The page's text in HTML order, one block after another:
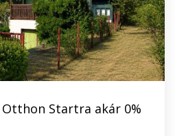
Otthon Startra akár 0%